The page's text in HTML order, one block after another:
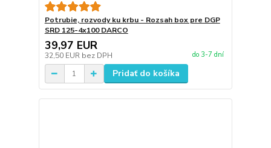
Potrubie, rozvody ku krbu - Rozsah box pre DGP
SRD 125-4x100 DARCO
39,97 EUR
32,50 EUR bez DPH do 3-7 dní
Pridať do košíka